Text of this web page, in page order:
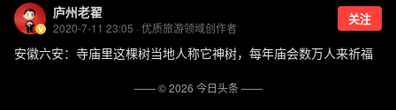
庐州老翟
2020-7-11 23:05 · 优质旅游领域创作者
关注
安徽六安：寺庙里这棵树当地人称它神树，每年庙会数万人来祈福
—— ©2026 今日头条——